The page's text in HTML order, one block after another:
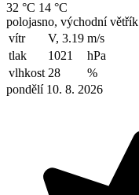
32 °C 14 °C
polojasno, východní větřík
vítr
V, 3.19 m/s
tlak
1021
hPa
vlhkost 28
%
pondělí 10. 8. 2026